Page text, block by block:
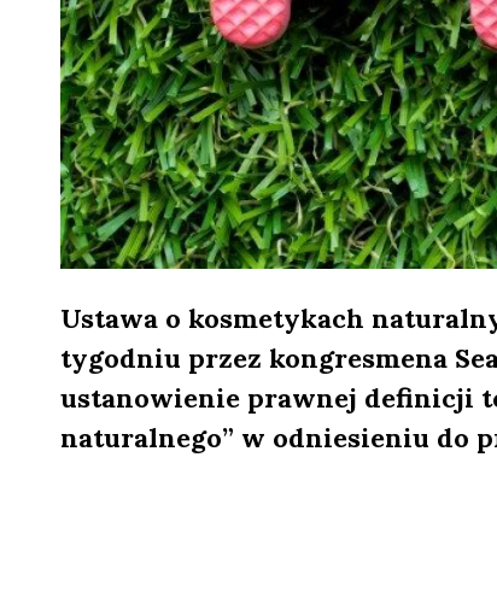
Ustawa o kosmetykach
tygodniu przez kongresmena
ustanowienie prawnej definicji
naturalnego” w odniesieniu do